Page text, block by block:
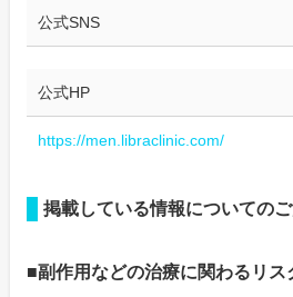
公式SNS
公式HP
https://men.libraclinic.com/
掲載している情報についての
■副作用などの治療に関わるリス